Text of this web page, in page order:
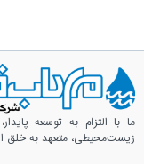
ما با التزام به توسعه
زیست‌محیطی، متعهد به خلق